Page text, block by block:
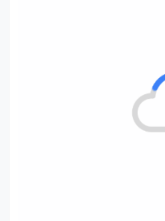
当然还有
集，比如微信商城项
实战项目等。凡是互